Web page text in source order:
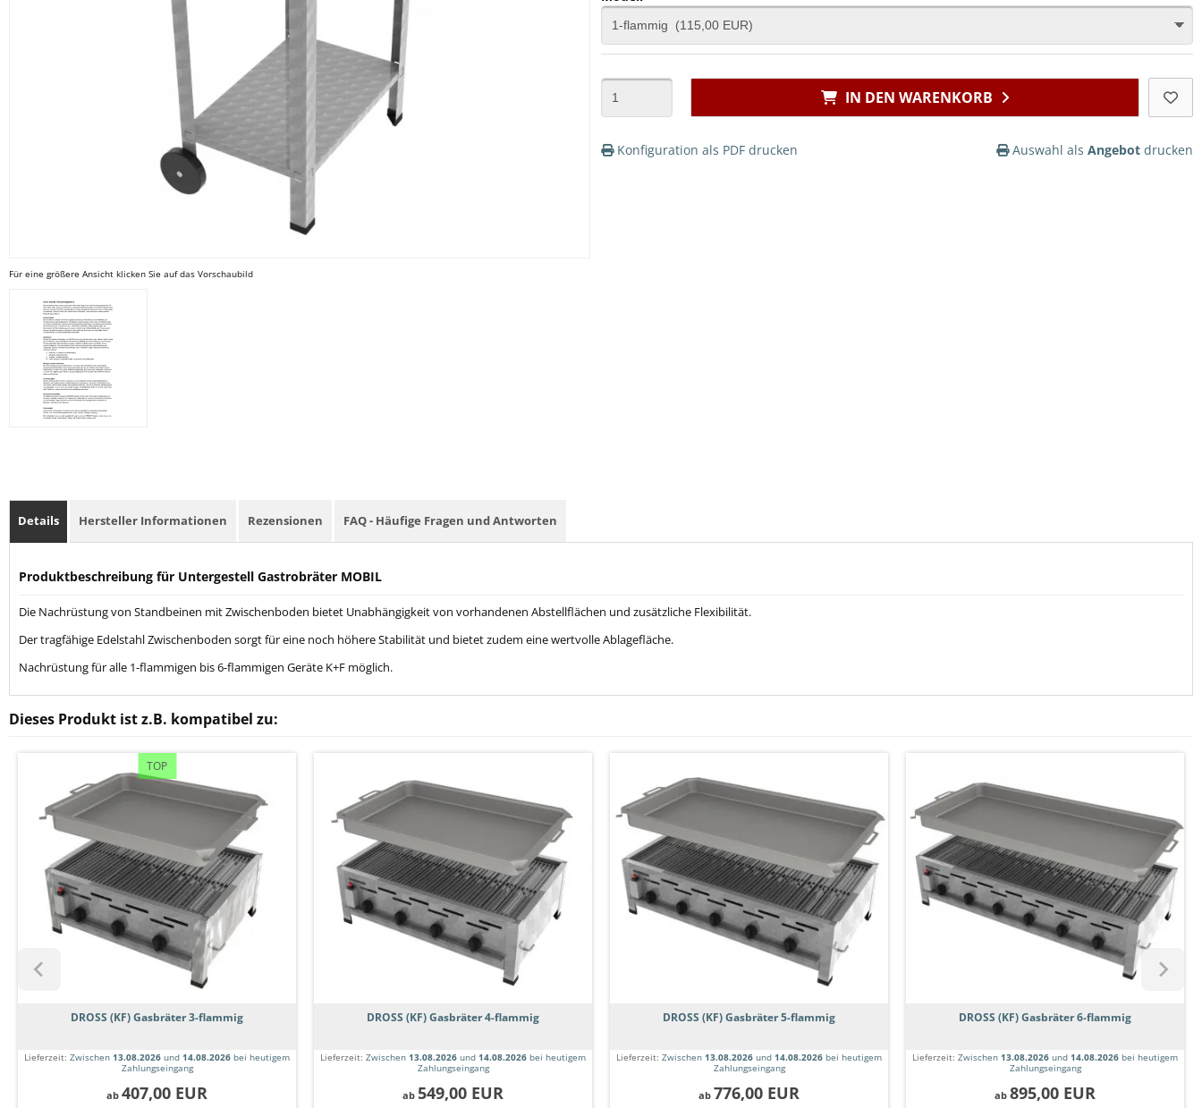
Für eine größere Ansicht klicken Sie auf das Vorschaubild
IN DEN WARENKORB
Konfiguration als PDF drucken Auswahl als Angebot drucken
Details Hersteller Informationen Rezensionen FAQ - Häufige Fragen und Antworten
Produktbeschreibung für Untergestell Gastrobräter MOBIL
Die Nachrüstung von Standbeinen mit Zwischenboden bietet Unabhängigkeit von vorhandenen Abstellflächen und zusätzliche Flexibilität.
Der tragfähige Edelstahl Zwischenboden sorgt für eine noch höhere Stabilität und bietet zudem eine wertvolle Ablagefläche.
Nachrüstung für alle 1-flammigen bis 6-flammigen Geräte K+F möglich.
Dieses Produkt ist z.B. kompatibel zu:
TOP
DROSS (KF) Gasbräter 3-flammig
Lieferzeit: Zwischen 13.08.2026 und 14.08.2026 bei heutigem
Zahlungseingang
ab 407,00 EUR
DROSS (KF) Gasbräter 4-flammig
Lieferzeit: Zwischen 13.08.2026 und 14.08.2026 bei heutigem
Zahlungseingang
ab 549,00 EUR
DROSS (KF) Gasbräter 5-flammig
Lieferzeit: Zwischen 13.08.2026 und 14.08.2026 bei heutigem
Zahlungseingang
ab 776,00 EUR
DROSS (KF) Gasbräter 6-flammig
Lieferzeit: Zwischen 13.08.2026 und 14.08.2026 bei heutigem
Zahlungseingang
ab 895,00 EUR